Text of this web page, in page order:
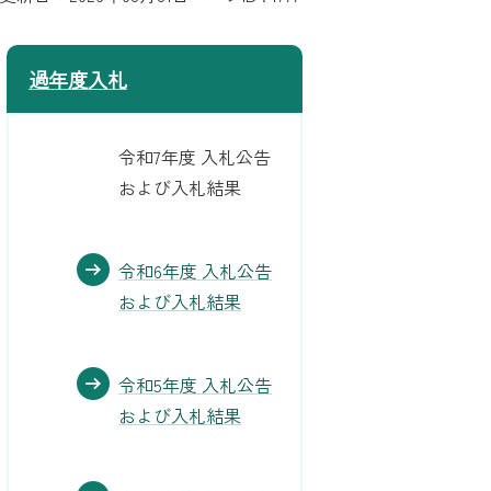
過年度入札
令和7年度 入札公告
および入札結果
令和6年度 入札公告
および入札結果
令和5年度 入札公告
および入札結果